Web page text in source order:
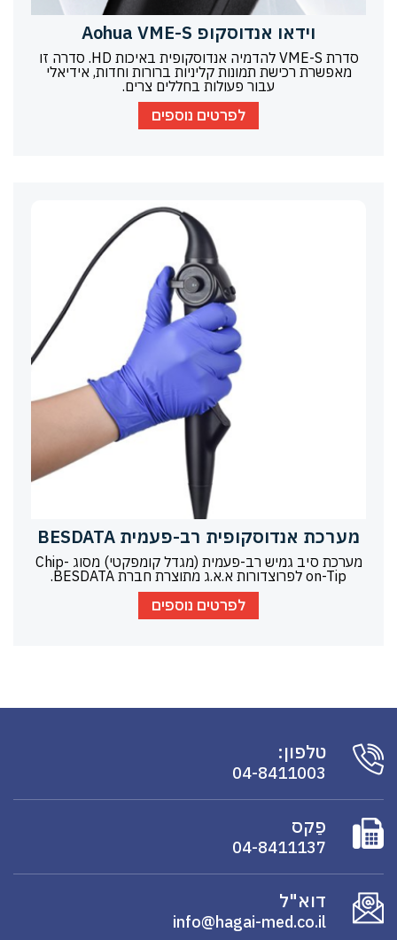
וידאו אנדוסקופ Aohua VME-S
סדרת VME-S להדמיה אנדוסקופית באיכות HD. סדרה זו
מאפשרת רכישת תמונות קליניות ברורות וחדות, אידיאלי
עבור פעולות בחללים צרים.
לפרטים נוספים
מערכת אנדוסקופית רב-פעמית BESDATA
מערכת סיב גמיש רב-פעמית (מגדל קומפקטי) מסוג Chip-
on-Tip לפרוצדורות א.א.ג מתוצרת חברת BESDATA.
לפרטים נוספים
טלפון:
04-8411003
פַקס
04-8411137
דוא"ל
info@hagai-med.co.il